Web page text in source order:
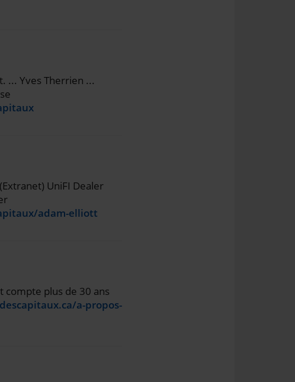
... Yves Therrien ...
UniFI Dealer
adam-elliott
compte plus de 30 ans
a-propos-